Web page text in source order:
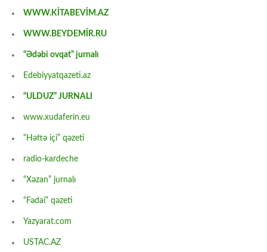
WWW.KİTABEVİM.AZ
WWW.BEYDEMİR.RU
“Ədəbi ovqat” jurnalı
Edebiyyatqazeti.az
“ULDUZ” JURNALI
www.xudaferin.eu
“Həftə içi” qəzeti
radio-kardeche
“Xəzan” jurnalı
“Fədai” qəzeti
Yazyarat.com
USTAC.AZ